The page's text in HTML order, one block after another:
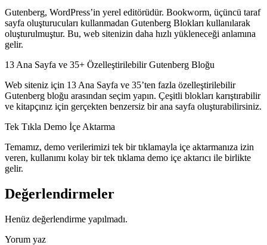
Gutenberg, WordPress’in yerel editörüdür. Bookworm, üçüncü taraf
sayfa oluşturucuları kullanmadan Gutenberg Blokları kullanılarak
oluşturulmuştur. Bu, web sitenizin daha hızlı yükleneceği anlamına
gelir.
13 Ana Sayfa ve 35+ Özelleştirilebilir Gutenberg Bloğu
Web siteniz için 13 Ana Sayfa ve 35’ten fazla özelleştirilebilir
Gutenberg bloğu arasından seçim yapın. Çeşitli blokları karıştırabilir
ve kitapçınız için gerçekten benzersiz bir ana sayfa oluşturabilirsiniz.
Tek Tıkla Demo İçe Aktarma
Temamız, demo verilerimizi tek bir tıklamayla içe aktarmanıza izin
veren, kullanımı kolay bir tek tıklama demo içe aktarıcı ile birlikte
gelir.
Değerlendirmeler
Henüz değerlendirme yapılmadı.
Yorum yaz